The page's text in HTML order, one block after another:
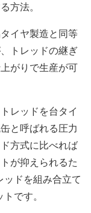
方法。
イヤ製造と同等
トレッドの継ぎ
がりで生産が可
レッドを台タイ
と呼ばれる圧力
方式に比べれば
が抑えられるた
ドを組み合立て
です。